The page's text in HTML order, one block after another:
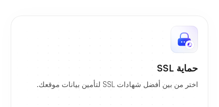
حماية SSL
اختر من بين أفضل شهادات SSL لتأمين بيانات موقعك.